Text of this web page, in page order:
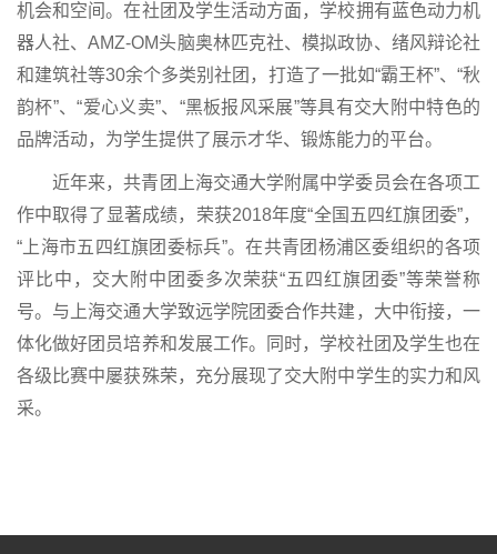
机会和空间。在社团及学生活动方面，学校拥有蓝色动力机
器人社、AMZ-OM头脑奥林匹克社、模拟政协、绪风辩论社
和建筑社等30余个多类别社团，打造了一批如“霸王杯”、“秋
韵杯”、“爱心义卖”、“黑板报风采展”等具有交大附中特色的
品牌活动，为学生提供了展示才华、锻炼能力的平台。
近年来，共青团上海交通大学附属中学委员会在各项工
作中取得了显著成绩，荣获2018年度“全国五四红旗团委”，
“上海市五四红旗团委标兵”。在共青团杨浦区委组织的各项
评比中，交大附中团委多次荣获“五四红旗团委”等荣誉称
号。与上海交通大学致远学院团委合作共建，大中衔接，一
体化做好团员培养和发展工作。同时，学校社团及学生也在
各级比赛中屡获殊荣，充分展现了交大附中学生的实力和风
采。